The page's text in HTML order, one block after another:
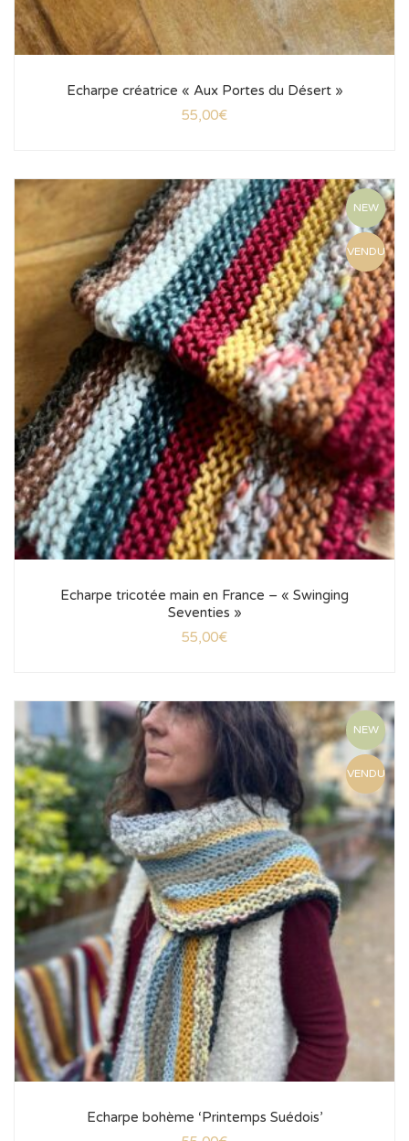
Echarpe créatrice « Aux Portes du Désert »
55,00€
NEW
VENDU
Echarpe tricotée main en France – « Swinging
Seventies »
55,00€
NEW
VENDU
Echarpe bohème ‘Printemps Suédois’